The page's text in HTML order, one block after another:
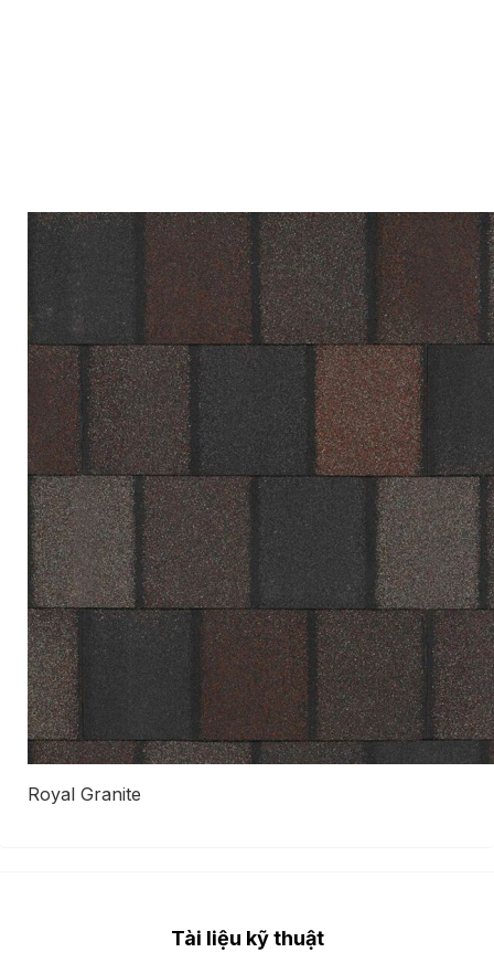
Royal Granite
Tài liệu kỹ thuật